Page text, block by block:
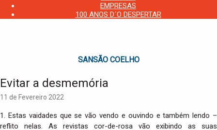
EMPRESAS
100 ANOS D´O DESPERTAR
SANSÃO COELHO
Evitar a desmemória
11 de Fevereiro 2022
1. Estas vaidades que se vão vendo e ouvindo e também lendo –
reflito nelas. As revistas cor-de-rosa vão exibindo as suas